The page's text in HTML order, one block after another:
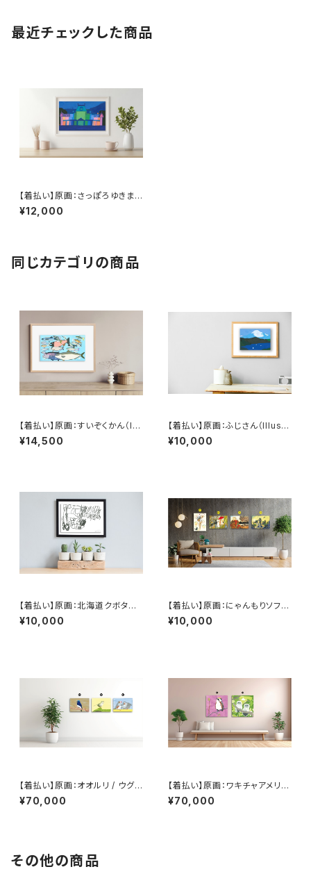
最近チェックした商品
【着払い】原画：さっぽろゆきまつ
り（Illustrator 藤岡龍義）
¥12,000
同じカテゴリの商品
【着払い】原画：すいぞくかん（Ill
ustrator 藤岡龍義）
¥14,500
【着払い】原画：ふじさん（Illustr
ator 藤岡龍義）
¥10,000
【着払い】原画：北海道クボタNE
W DREAM108W トラクター【フ
レームあり】（Illustrator 柴山
¥10,000
【着払い】原画：にゃんもりソフト
/ 天気雨 / 馬 / カラス会議（Illu
strator 庄田英里）
¥10,000
【着払い】原画：オオルリ / ウグイ
ス / 仲よし双子のキンカチョウ（I
llustrator 黛和弥）
¥70,000
【着払い】原画：ワキチャアメリカ
ムシクイ / 森の中のエゾフクロ
ウ（Illustrator 黛和弥）
¥70,000
その他の商品